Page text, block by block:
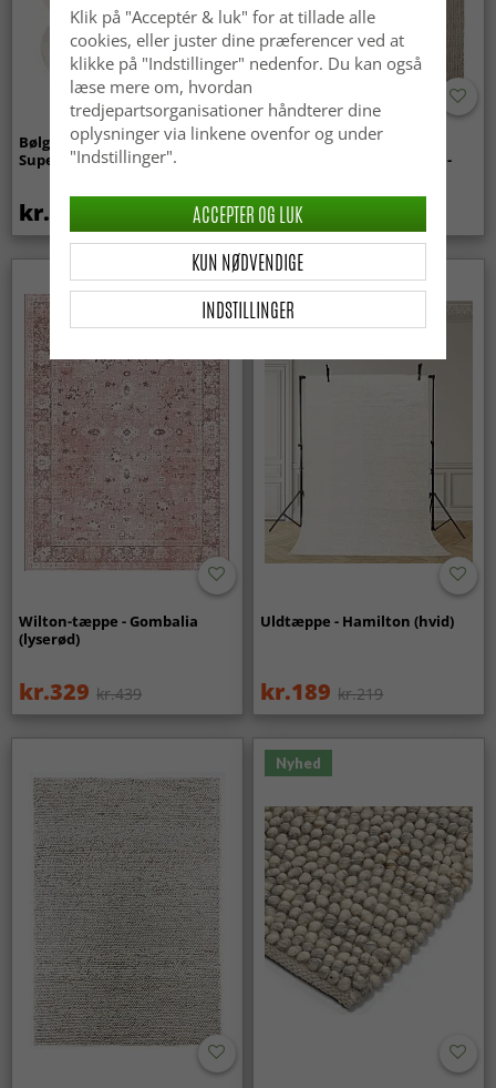
Bølget ryatæppe - Aranga
Super Soft Fur (beige)
kr.369
Tæpper til
indendørs/udendørs brug -
kr.439
Wilton-tæppe - Gombalia
(lyserød)
kr.329 kr.439
Uldtæppe - Hamilton (hvid)
kr.189 kr.219
Nyhed
Klik på "Acceptér & luk" for at tillade alle
cookies, eller juster dine præferencer ved at
klikke på "Indstillinger" nedenfor. Du kan også
læse mere om, hvordan
tredjepartsorganisationer håndterer dine
oplysninger via linkene ovenfor og under
"Indstillinger".
INDSTILLINGER
KUN NØDVENDIGE
ACCEPTER OG LUK